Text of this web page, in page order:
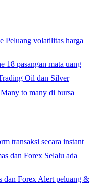
Peluang volatilitas harga
18 pasangan mata uang
Oil dan Silver
Many to many di bursa
transaksi secara instant
dan Forex Selalu ada
dan Forex Alert peluang &